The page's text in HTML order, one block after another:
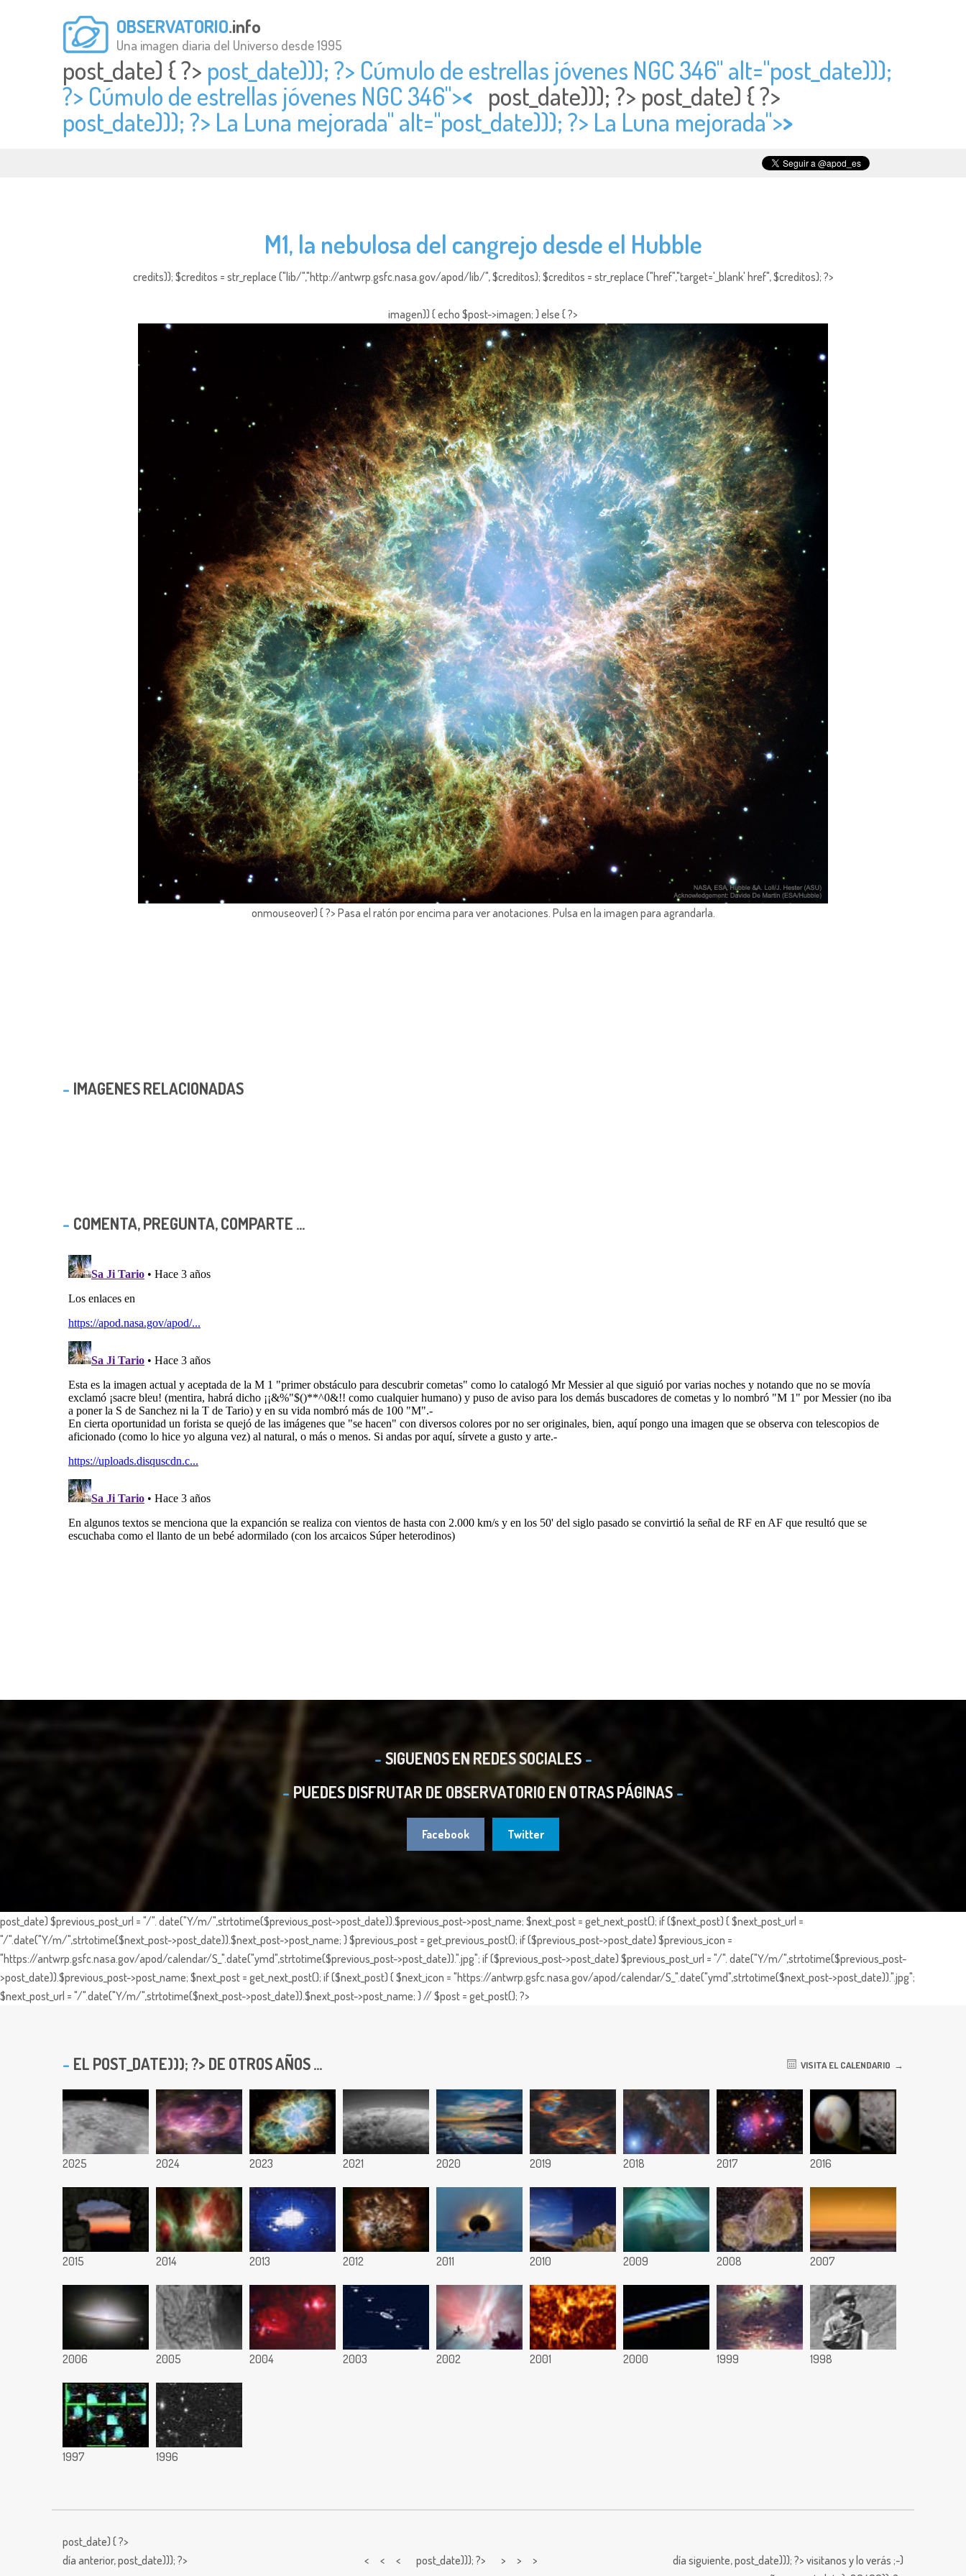
OBSERVATORIO.info
Una imagen diaria del Universo desde 1995
post_date) { ?> post_date))); ?> Cúmulo de estrellas jóvenes NGC 346" alt="post_date)));
?> Cúmulo de estrellas jóvenes NGC 346">< post_date))); ?> post_date) { ?>
post_date))); ?> La Luna mejorada" alt="post_date))); ?> La Luna mejorada">>
M1, la nebulosa del cangrejo desde el Hubble
credits)); $creditos = str_replace ("lib/","http://antwrp.gsfc.nasa.gov/apod/lib/", $creditos); $creditos = str_replace ("href","target='_blank' href", $creditos); ?>
imagen)) { echo $post->imagen; } else { ?>
onmouseover) { ?> Pasa el ratón por encima para ver anotaciones. Pulsa en la imagen para agrandarla.
IMAGENES RELACIONADAS
COMENTA, PREGUNTA, COMPARTE ...
SIGUENOS EN REDES SOCIALES
PUEDES DISFRUTAR DE OBSERVATORIO EN OTRAS PÁGINAS
Facebook Twitter
post_date) $previous_post_url = "/". date("Y/m/",strtotime($previous_post->post_date)).$previous_post->post_name; $next_post = get_next_post(); if ($next_post) { $next_post_url =
"/".date("Y/m/",strtotime($next_post->post_date)).$next_post->post_name; } $previous_post = get_previous_post(); if ($previous_post->post_date) $previous_icon =
"https://antwrp.gsfc.nasa.gov/apod/calendar/S_".date("ymd",strtotime($previous_post->post_date)).".jpg"; if ($previous_post->post_date) $previous_post_url = "/". date("Y/m/",strtotime($previous_post-
>post_date)).$previous_post->post_name; $next_post = get_next_post(); if ($next_post) { $next_icon = "https://antwrp.gsfc.nasa.gov/apod/calendar/S_".date("ymd",strtotime($next_post->post_date)).".jpg";
$next_post_url = "/".date("Y/m/",strtotime($next_post->post_date)).$next_post->post_name; } // $post = get_post(); ?>
EL POST_DATE))); ?> DE OTROS AÑOS ... VISITA EL CALENDARIO
2025 2024 2023 2021 2020 2019 2018 2017 2016
2015 2014 2013 2012 2011 2010 2009 2008 2007
2006 2005 2004 2003 2002 2001 2000 1999 1998
1997 1996
post_date) { ?>
día anterior,post_date))); ?> < < < post_date))); ?> > > > día siguiente,post_date))); ?> visitanos y lo verás ;-)